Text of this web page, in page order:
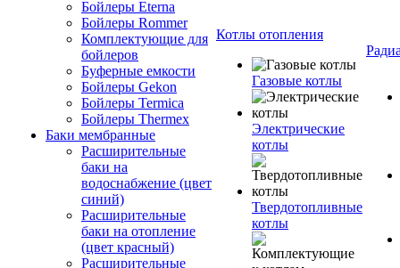
Бойлеры Eterna
Бойлеры Rommer
Комплектующие для
бойлеров
Буферные емкости
Бойлеры Gekon
Бойлеры Termica
Бойлеры Thermex
Баки мембранные
Расширительные
баки на
водоснабжение (цвет
синий)
Расширительные
баки на отопление
(цвет красный)
Расширительные
Котлы отопления
Газовые котлы
Электрические
котлы
Твердотопливные
котлы